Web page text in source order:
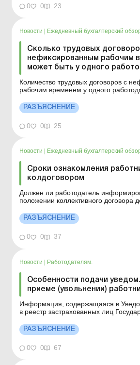
Бюджет № 29 от 21 июля 2026 года
имея в своем арсенале автомобили,
должности водителя...
0 0 23
Новости Ежедневный бухгалтерский
Сколько трудовых
нефиксированным рабочим
может быть у одного
Количество трудовых договоров с
рабочим временем у одного
договоров, стороной которых
работодатель. Больше по теме: Трудовой договор с
нефиксированным рабочим
трудовых договоров с нефик...
РАЗЪЯСНЕНИЕ
0 0 25
Новости Ежедневный бухгалтерский
Сроки ознакомления
колдоговором
Должен ли работодатель
положении коллективного договора
теме: Отпуска, праздничные и выходные дни в
военный период: что прописать в
обязанностей по т...
РАЗЪЯСНЕНИЕ
0 0 37
Новости | Работодателям.
Особенности подачи
приеме (увольнении)
Информация, содержащаяся в
в реестр застрахованных лиц
социального страхования.
Больше по теме: Уведомление о приеме на работу
ошибку в Уведомлении о п...
РАЗЪЯСНЕНИЕ
0 0 67